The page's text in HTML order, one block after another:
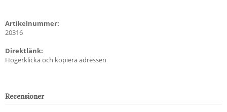
Artikelnummer:
20316
Direktlänk:
Högerklicka och kopiera adressen
Recensioner